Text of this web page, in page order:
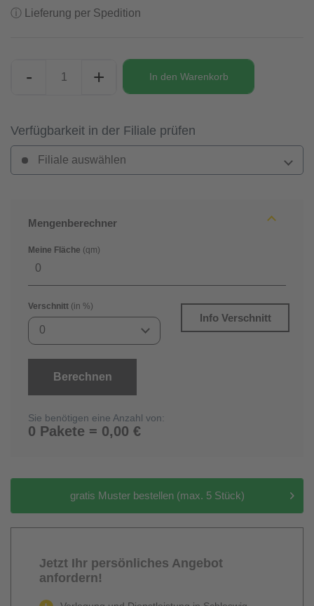
ⓘ Lieferung per Spedition
- + In den Warenkorb
Verfügbarkeit in der Filiale prüfen
Filiale auswählen
Mengenberechner
Meine Fläche (qm)
Verschnitt (in %)
0
Info Verschnitt
Berechnen
Sie benötigen eine Anzahl von:
0 Pakete = 0,00 €
gratis Muster bestellen (max. 5 Stück)
Jetzt Ihr persönliches Angebot
anfordern!